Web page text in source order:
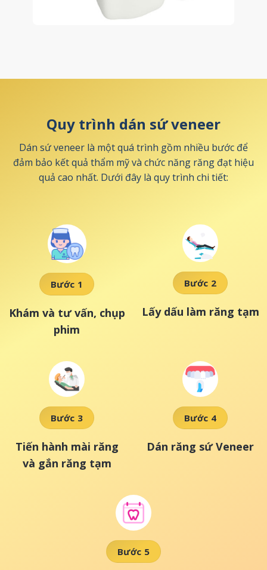
Quy trình dán sứ veneer
Dán sứ veneer là một quá trình gồm nhiều bước để
đảm bảo kết quả thẩm mỹ và chức năng răng đạt hiệu
quả cao nhất. Dưới đây là quy trình chi tiết:
Bước 1
Khám và tư vấn, chụp
phim
Bước 2
Lấy dấu làm răng tạm
Bước 3
Tiến hành mài răng
và gắn răng tạm
Bước 4
Dán răng sứ Veneer
Bước 5